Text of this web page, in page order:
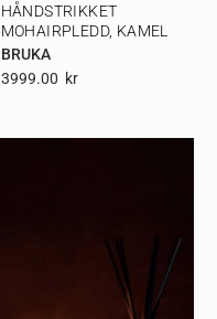
HÅNDSTRIKKET
MOHAIRPLEDD, KAMEL
BRUKA
3999.00 Kr